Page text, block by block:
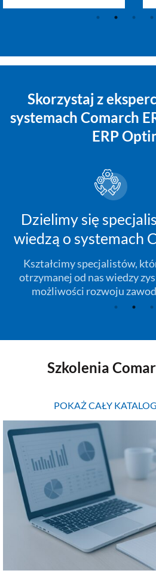
Skorzystaj z
systemach Comarch
ERP
Dzielimy się
wiedzą o systemach
Kształcimy specjalistów,
otrzymanej od nas wiedzy
możliwości rozwoju
Szkolenia
POKAŻ CAŁY